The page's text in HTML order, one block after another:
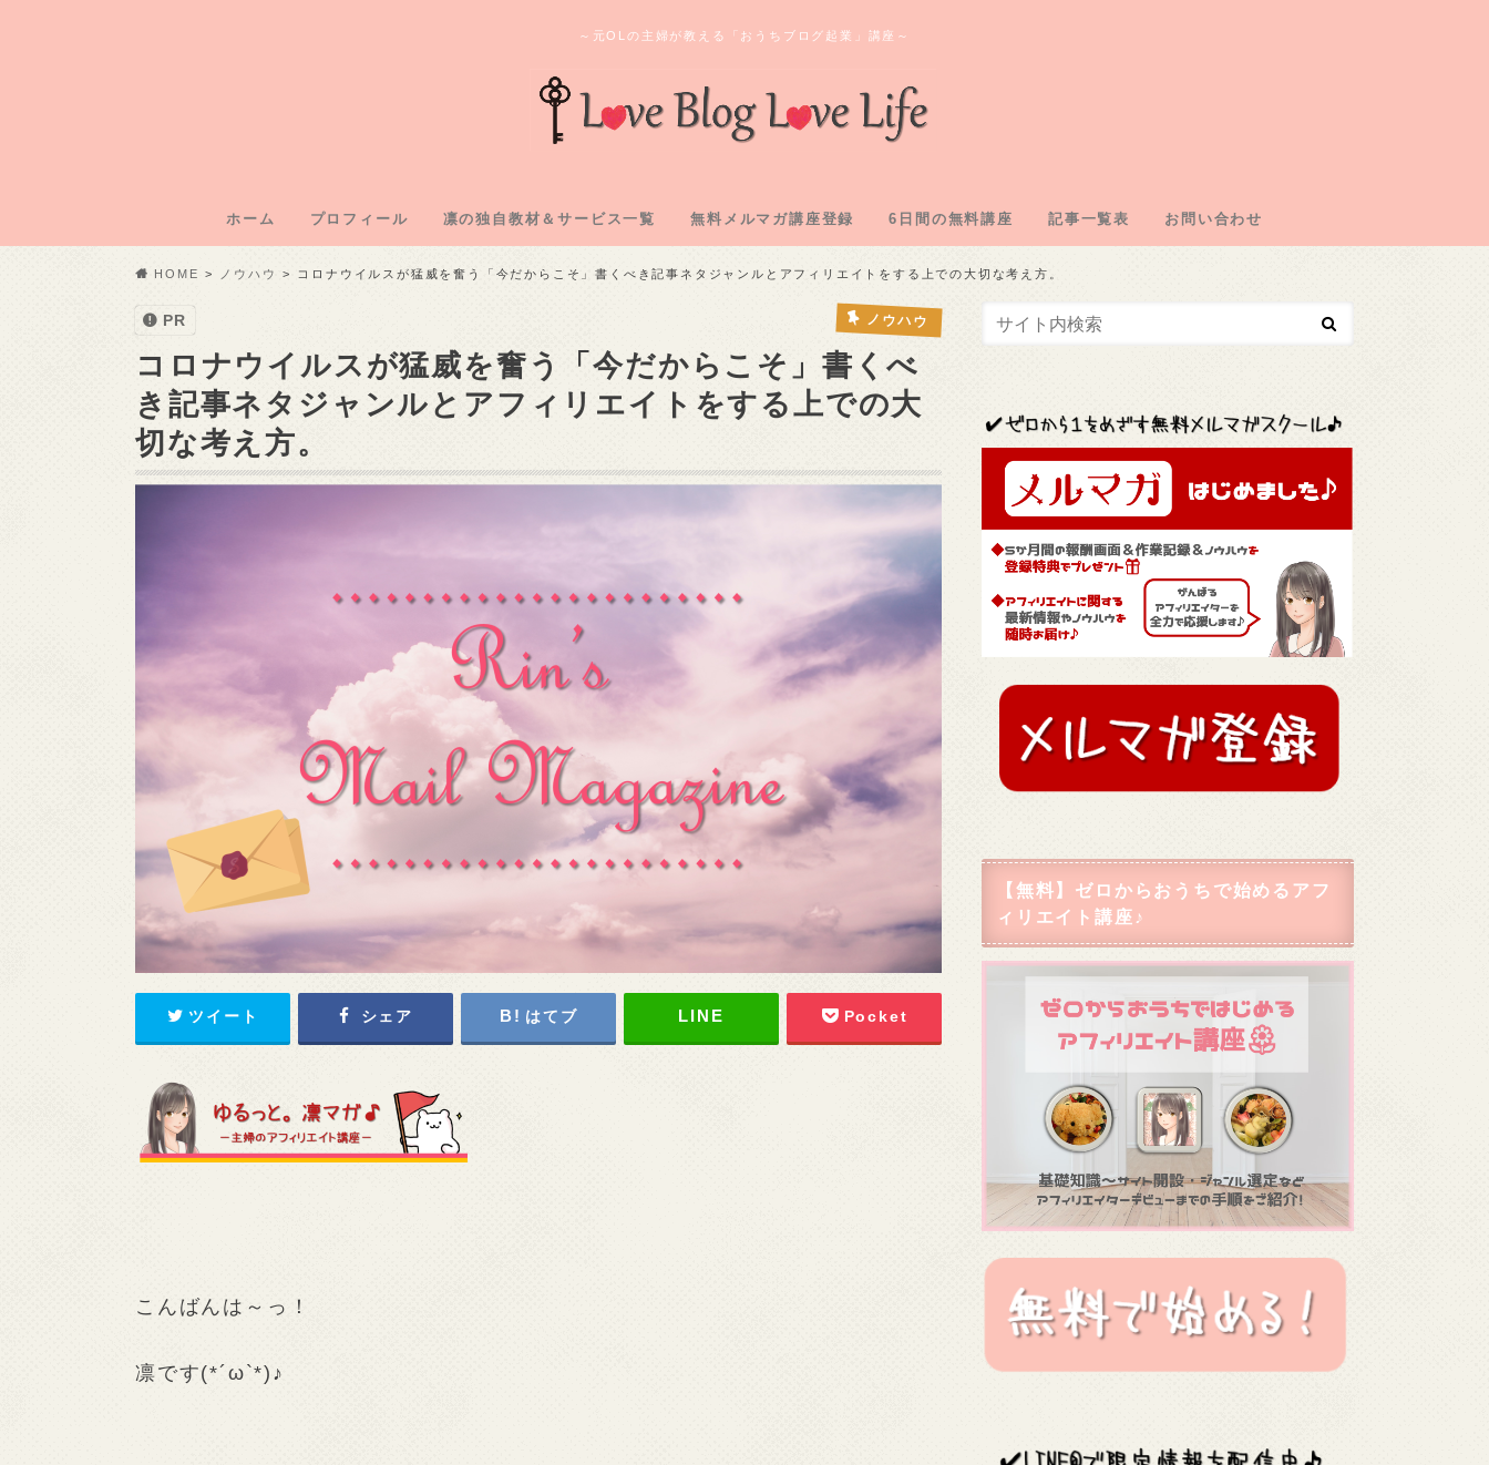
～元OLの主婦が教える「おうちブログ起業」講座～
ホーム プロフィール 凛の独自教材＆サービス一覧 無料メルマガ講座登録 6日間の無料講座 記事一覧表 お問い合わせ
HOME ノウハウ コロナウイルスが猛威を奮う「今だからこそ」書くべき記事ネタジャンルとアフィリエイトをする上での大切な考え方。
ノウハウ
PR
コロナウイルスが猛威を奮う「今だからこそ」書くべ
き記事ネタジャンルとアフィリエイトをする上での大
切な考え方。
ツイート シェア はてブ Pocket
こんばんは～っ！
凛です(*´ω`*)♪
【無料】ゼロからおうちで始めるアフ
ィリエイト講座♪